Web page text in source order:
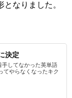
なりました。
決定
してなかった英単語
てやらなくなったキク